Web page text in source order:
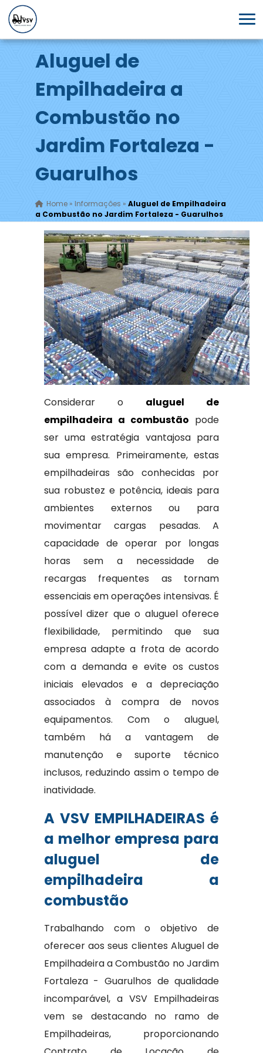
Aluguel de
Empilhadeira a
Combustão no
Jardim Fortaleza -
Guarulhos
Home» Informações » Aluguel de Empilhadeira
a Combustão no Jardim Fortaleza - Guarulhos
Considerar o aluguel de
empilhadeira a combustão pode
ser uma estratégia vantajosa para
sua empresa. Primeiramente, estas
empilhadeiras são conhecidas por
sua robustez e potência, ideais para
ambientes externos ou para
movimentar cargas pesadas. A
capacidade de operar por longas
horas sem a necessidade de
recargas frequentes as tornam
essenciais em operações intensivas. É
possível dizer que o aluguel oferece
flexibilidade, permitindo que sua
empresa adapte a frota de acordo
com a demanda e evite os custos
iniciais elevados e a depreciação
associados à compra de novos
equipamentos. Com o aluguel,
também há a vantagem de
manutenção e suporte técnico
inclusos, reduzindo assim o tempo de
inatividade.
A VSV EMPILHADEIRAS é
a melhor empresa para
aluguel de
empilhadeira a
combustão
Trabalhando com o objetivo de
oferecer aos seus clientes Aluguel de
Empilhadeira a Combustão no Jardim
Fortaleza - Guarulhos de qualidade
incomparável, a VSV Empilhadeiras
vem se destacando no ramo de
Empilhadeiras, proporcionando